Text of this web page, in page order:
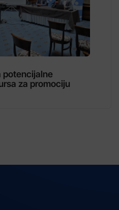
potencijalne
za promociju